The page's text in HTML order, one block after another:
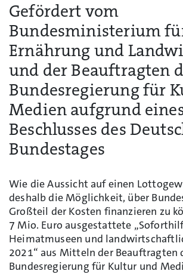
Gefördert vom
Bundesministerium
Ernährung und
und der Beauftragten
Bundesregierung für
Medien aufgrund
Beschlusses des
Bundestages
Wie die Aussicht auf einen
deshalb die Möglichkeit, über
Großteil der Kosten finanzieren zu
7 Mio. Euro ausgestattete
Heimatmuseen und
2021“ aus Mitteln der Beauftragten
Bundesregierung für Kultur und